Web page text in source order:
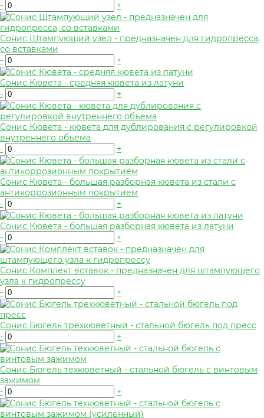
- +
Сонис Штампующий узел - предназначен для гидропресса,
со вставками
-
+
Сонис Кювета - средняя кювета из латуни
-
+
Сонис Кювета - кювета для дублирования с регулировкой
внутреннего объема
-
+
Сонис Кювета - большая разборная кювета из стали с
антикоррозионным покрытием
-
+
Сонис Кювета - большая разборная кювета из латуни
-
+
Сонис Комплект вставок - предназначен для штампующего
узла к гидропрессу
-
+
Сонис Бюгель трехкюветный - стальной бюгель под пресс
-
+
Сонис Бюгель техкюветный - стальной бюгель с винтовым
зажимом
-
+